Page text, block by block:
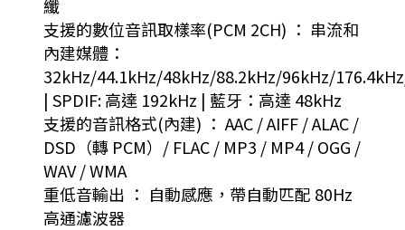
纖
支援的數位音訊取樣率(PCM 2CH) ： 串流和
內建媒體：
32kHz/44.1kHz/48kHz/88.2kHz/96kHz/
| SPDIF: 高達 192kHz | 藍牙：高達 48kHz
支援的音訊格式(內建) ： AAC / AIFF / ALAC /
DSD（轉 PCM）/ FLAC / MP3 / MP4 / OGG /
WAV / WMA
重低音輸出 ： 自動感應，帶自動匹配 80Hz
高通濾波器